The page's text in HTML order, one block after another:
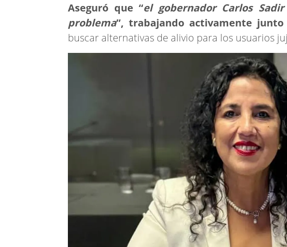
Aseguró que “el gobernador Carlos
problema”, trabajando activamente junto
buscar alternativas de alivio para los usuarios